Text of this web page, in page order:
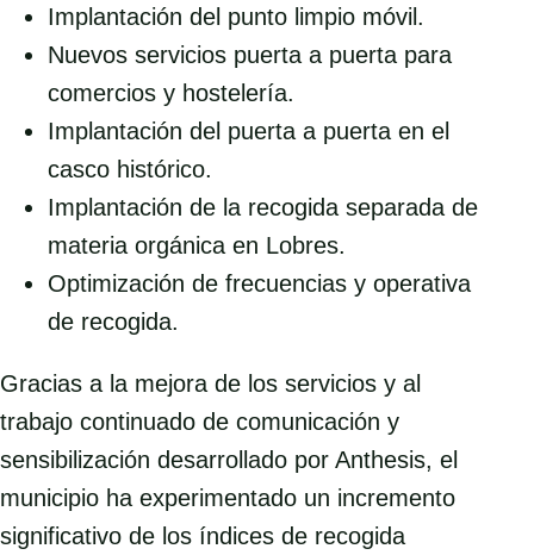
Implantación del punto limpio móvil.
Nuevos servicios puerta a puerta para
comercios y hostelería.
Implantación del puerta a puerta en el
casco histórico.
Implantación de la recogida separada de
materia orgánica en Lobres.
Optimización de frecuencias y operativa
de recogida.
Gracias a la mejora de los servicios y al
trabajo continuado de comunicación y
sensibilización desarrollado por Anthesis, el
municipio ha experimentado un incremento
significativo de los índices de recogida